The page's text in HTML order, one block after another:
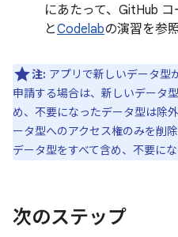
にあたって、GitHub
とCodelabの演習を参
注: アプリで新しいデータ型
申請する場合は、新しいデータ
め、不要になったデータ型は除
ータ型へのアクセス権のみを削
データ型をすべて含め、不要に
次のステップ